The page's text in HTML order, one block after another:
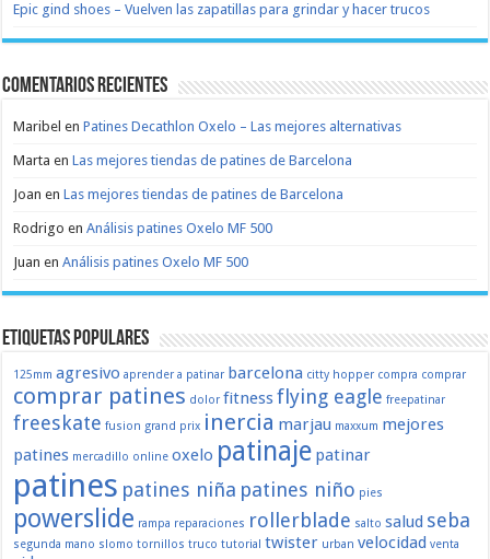
Epic gind shoes – Vuelven las zapatillas para grindar y hacer trucos
Comentarios recientes
Maribel enPatines Decathlon Oxelo – Las mejores alternativas
Marta enLas mejores tiendas de patines de Barcelona
Joan enLas mejores tiendas de patines de Barcelona
Rodrigo enAnálisis patines Oxelo MF 500
Juan enAnálisis patines Oxelo MF 500
Etiquetas populares
125mm agresivo aprender a patinar barcelona citty hopper compra comprar
comprar patines dolor fitnessflying eagle freepatinar
freeskate fusion grand prix inercia marjau maxxum mejores
patines mercadillo online oxelo patinaje patinar
patines patines niña patines niño pies
powerslide rampa reparaciones rollerblade salto salud seba
segunda mano slomo tornillos truco tutorial twister urban velocidad venta